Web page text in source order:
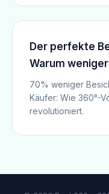
Der perfekte
Warum
70% weniger
Käufer: Wie 360°-
revolutioniert.